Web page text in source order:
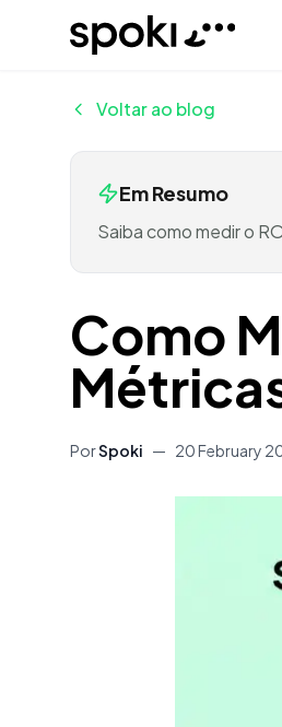
Spoki
Voltar ao blog
Em Resumo
Saiba como medir o
Como
PorSpoki — 20 February